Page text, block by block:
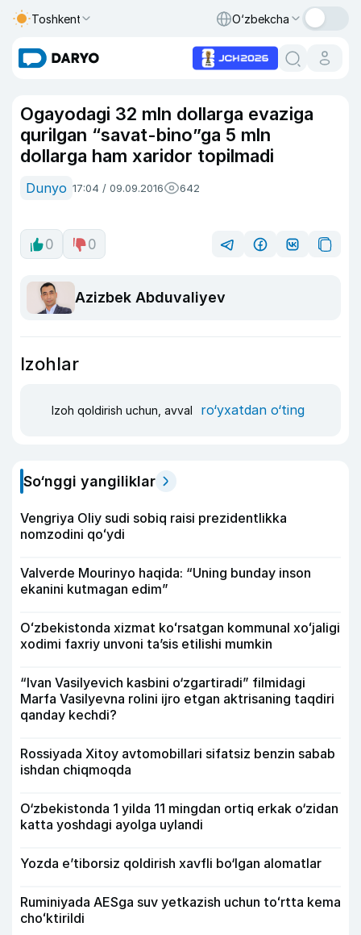
Toshkent O‘zbekcha
Ogayodagi 32 mln dollarga evaziga
qurilgan “savat-bino”ga 5 mln
dollarga ham xaridor topilmadi
Dunyo 17:04 / 09.09.2016 642
0 0
Azizbek Abduvaliyev
Izohlar
Izoh qoldirish uchun, avval ro‘yxatdan o‘ting
So‘nggi yangiliklar
Vengriya Oliy sudi sobiq raisi prezidentlikka
nomzodini qoʻydi
Valverde Mourinyo haqida: “Uning bunday inson
ekanini kutmagan edim”
Oʻzbekistonda xizmat koʻrsatgan kommunal xoʻjaligi
xodimi faxriy unvoni taʼsis etilishi mumkin
“Ivan Vasilyevich kasbini o‘zgartiradi” filmidagi
Marfa Vasilyevna rolini ijro etgan aktrisaning taqdiri
qanday kechdi?
Rossiyada Xitoy avtomobillari sifatsiz benzin sabab
ishdan chiqmoqda
O‘zbekistonda 1 yilda 11 mingdan ortiq erkak o‘zidan
katta yoshdagi ayolga uylandi
Yozda e’tiborsiz qoldirish xavfli bo‘lgan alomatlar
Ruminiyada AESga suv yetkazish uchun toʻrtta kema
choʻktirildi